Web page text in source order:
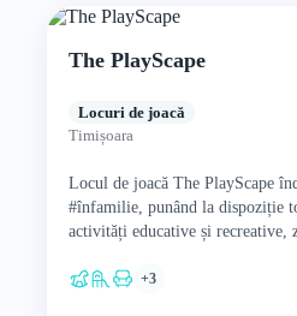
The PlayScape
Locuri de joacă
Timișoara
Locul de joacă The PlayScape
#înfamilie, punând la dispoziție
activități educative și
+3